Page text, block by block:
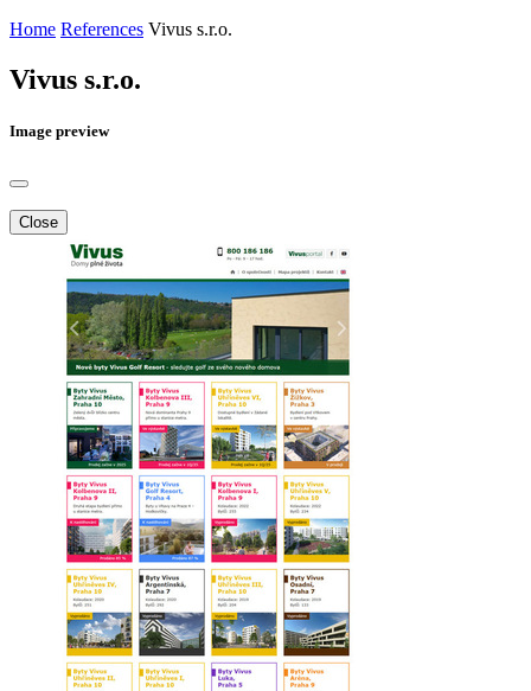
Home References Vivus s.r.o.
Vivus s.r.o.
Image preview
Close